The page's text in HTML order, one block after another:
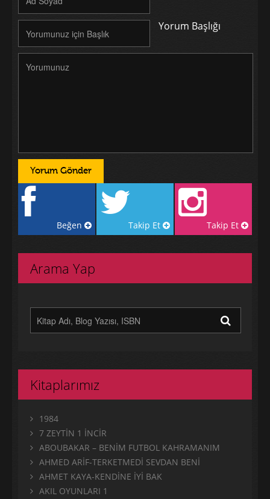
Yorum Başlığı
Beğen Takip Et Takip Et
Arama Yap
Kitaplarımız
1984
7 ZEYTİN 1 İNCİR
ABOUBAKAR – BENİM FUTBOL KAHRAMANIM
AHMED ARİF-TERKETMEDİ SEVDAN BENİ
AHMET KAYA-KENDİNE İYİ BAK
AKIL OYUNLARI 1